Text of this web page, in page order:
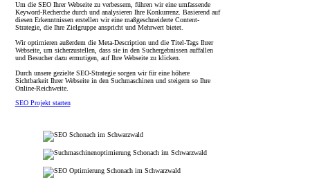
Um die SEO Ihrer Webseite zu verbessern, führen wir eine umfassende
Keyword-Recherche durch und analysieren Ihre Konkurrenz. Basierend auf
diesen Erkenntnissen erstellen wir eine maßgeschneiderte Content-
Strategie, die Ihre Zielgruppe anspricht und Mehrwert bietet.
Wir optimieren außerdem die Meta-Description und die Titel-Tags Ihrer
Webseite, um sicherzustellen, dass sie in den Suchergebnissen auffallen
und Besucher dazu ermutigen, auf Ihre Webseite zu klicken.
Durch unsere gezielte SEO-Strategie sorgen wir für eine höhere
Sichtbarkeit Ihrer Webseite in den Suchmaschinen und steigern so Ihre
Online-Reichweite.
SEO Projekt starten